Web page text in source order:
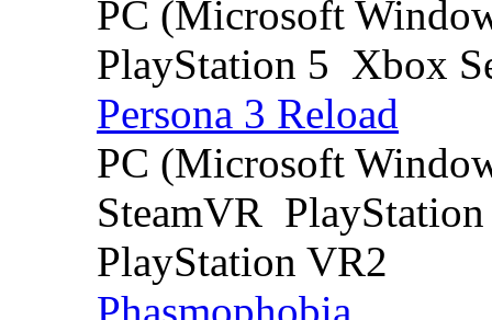
PC (Microsoft
PlayStation 5 Xbox
Persona 3 Reload
PC (Microsoft
SteamVR
PlayStation VR2
Phasmophobia